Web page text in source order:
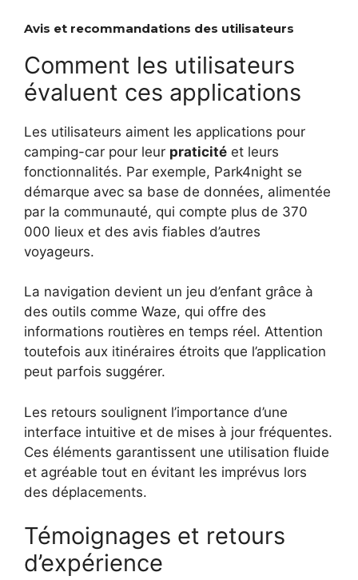
Avis et recommandations des utilisateurs
Comment les utilisateurs
évaluent ces applications
Les utilisateurs aiment les applications pour
camping-car pour leur praticité et leurs
fonctionnalités. Par exemple, Park4night se
démarque avec sa base de données, alimentée
par la communauté, qui compte plus de 370
000 lieux et des avis fiables d’autres
voyageurs.
La navigation devient un jeu d’enfant grâce à
des outils comme Waze, qui offre des
informations routières en temps réel. Attention
toutefois aux itinéraires étroits que l’application
peut parfois suggérer.
Les retours soulignent l’importance d’une
interface intuitive et de mises à jour fréquentes.
Ces éléments garantissent une utilisation fluide
et agréable tout en évitant les imprévus lors
des déplacements.
Témoignages et retours
d’expérience